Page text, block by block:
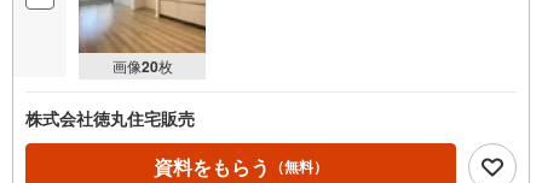
画像20枚
株式会社徳丸住宅販売
資料をもらう （無料）